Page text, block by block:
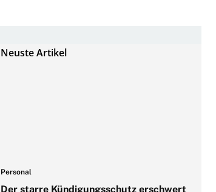
Neuste Artikel
Personal
Der starre Kündigungsschutz erschwert